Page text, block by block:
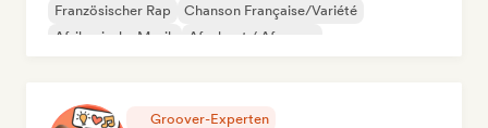
Französischer Rap
Chanson Française/Variété
Afrikanische Musik
Afrobeat / Afropop
Groover-Experten